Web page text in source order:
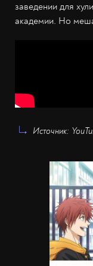
заведении для
академии. Но
Источник: